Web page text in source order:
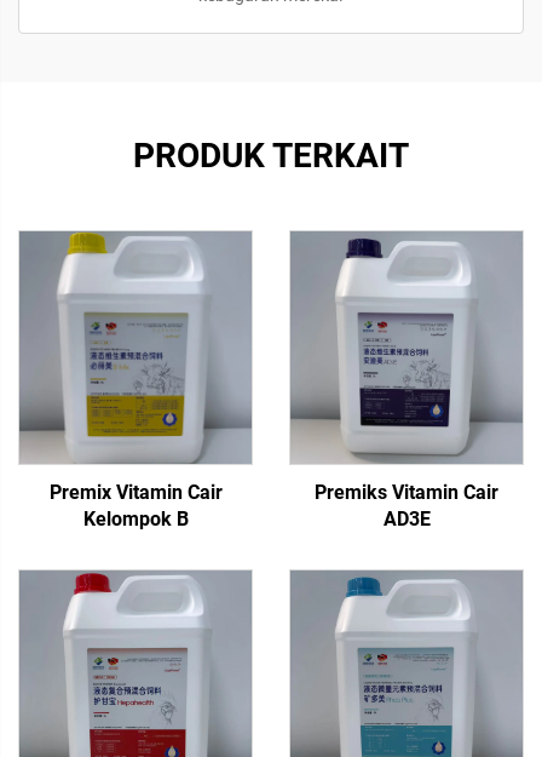
PRODUK TERKAIT
Premix Vitamin Cair
Kelompok B
Premiks Vitamin Cair
AD3E